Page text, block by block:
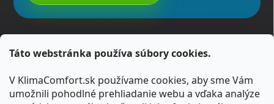
Táto webstránka používa súbory cookies.
V KlimaComfort.sk používame cookies, aby sme Vám
umožnili pohodlné prehliadanie webu a vďaka analýze